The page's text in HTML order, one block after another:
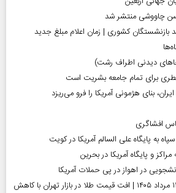
چاووشی منتشر شد
بازنشستگان کشوری | زمان اعلام مبلغ جدید
دیدنی اطراف رشت)
برای تمام جامعه بشریت است
بنای هژمونی آمریکا را فرو می‌ریزد
افشاگری
به پایگاه علی السالم آمریکا در کویت
و پایگاه‌ آمریکا در بحرین
در اهواز در پی حملات آمریکا
قیمت طلا و سکه امروز ۱۱ مرداد ۱۴۰۵ | افت قیمت طلا در بازار تهران با کاهش